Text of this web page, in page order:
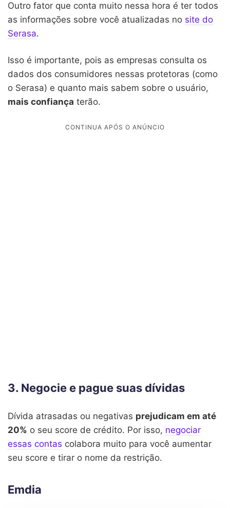
Outro fator que conta muito nessa hora é ter todos
as informações sobre você atualizadas no site do
Serasa.
Isso é importante, pois as empresas consulta os
dados dos consumidores nessas protetoras (como
o Serasa) e quanto mais sabem sobre o usuário,
mais confiança terão.
3. Negocie e pague suas dívidas
Dívida atrasadas ou negativas prejudicam em até
20% o seu score de crédito. Por isso, negociar
essas contas colabora muito para você aumentar
seu score e tirar o nome da restrição.
Emdia